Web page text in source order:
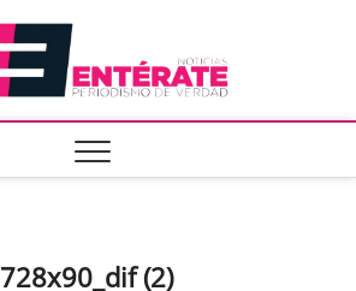
728x90_dif (2)